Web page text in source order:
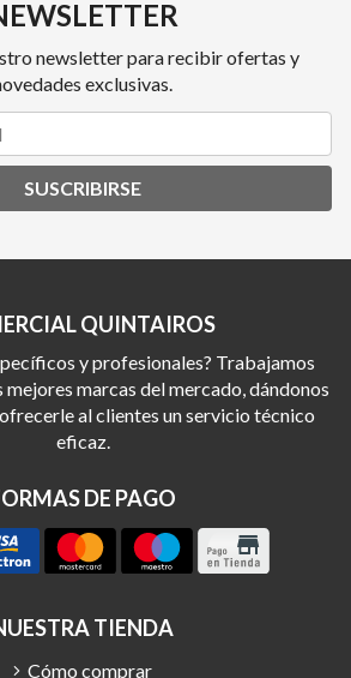
newsletter para recibir ofertas y
exclusivas.
SUSCRIBIRSE
QUINTAIROS
y profesionales? Trabajamos
mejores marcas del mercado, dándonos
al clientes un servicio técnico
eficaz.
DE PAGO
TIENDA
Cómo comprar